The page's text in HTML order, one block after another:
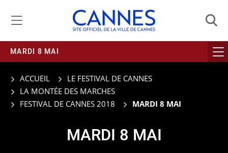
MARDI 8 MAI
ACCUEIL
LE FESTIVAL DE CANNES
LA MONTÉE DES MARCHES
FESTIVAL DE CANNES 2018
MARDI 8 MAI
MARDI 8 MAI